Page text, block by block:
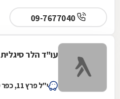
09-7677040
עו"ד הלר סיגלית
י"ל פרץ 11, כפר סבא